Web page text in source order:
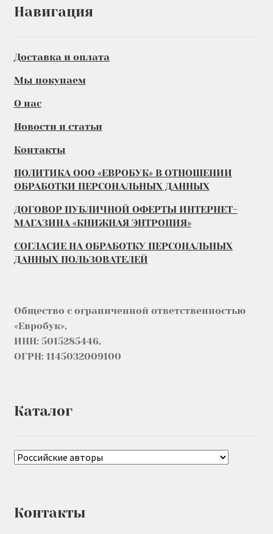
Навигация
Доставка и оплата
Мы покупаем
О нас
Новости и статьи
Контакты
ПОЛИТИКА ООО «ЕВРОБУК» В ОТНОШЕНИИ
ОБРАБОТКИ ПЕРСОНАЛЬНЫХ ДАННЫХ
ДОГОВОР ПУБЛИЧНОЙ ОФЕРТЫ ИНТЕРНЕТ-
МАГАЗИНА «КНИЖНАЯ ЭНТРОПИЯ»
СОГЛАСИЕ НА ОБРАБОТКУ ПЕРСОНАЛЬНЫХ
ДАННЫХ ПОЛЬЗОВАТЕЛЕЙ
Общество с ограниченной ответственностью
«Евробук»,
ИНН: 5015285446,
ОГРН: 1145032009100
Каталог
Контакты